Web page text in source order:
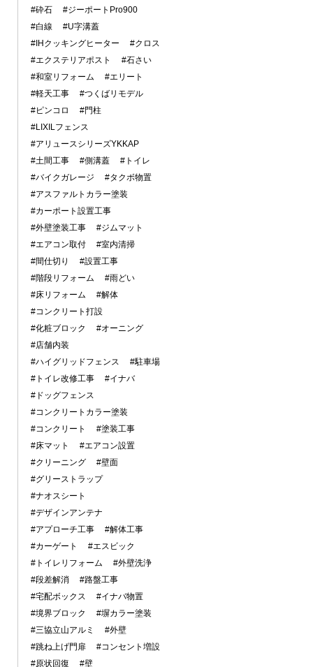
#砕石
#ジーポートPro900
#白線
#U字溝蓋
#IHクッキングヒーター
#クロス
#エクステリアポスト
#石さい
#和室リフォーム
#エリート
#軽天工事
#つくばリモデル
#ピンコロ
#門柱
#LIXILフェンス
#アリュースシリーズYKKAP
#土間工事
#側溝蓋
#トイレ
#バイクガレージ
#タクボ物置
#アスファルトカラー塗装
#カーポート設置工事
#外壁塗装工事
#ジムマット
#エアコン取付
#室内清掃
#間仕切り
#設置工事
#階段リフォーム
#雨どい
#床リフォーム
#解体
#コンクリート打設
#化粧ブロック
#オーニング
#店舗内装
#ハイグリッドフェンス
#駐車場
#トイレ改修工事
#イナバ
#ドッグフェンス
#コンクリートカラー塗装
#コンクリート
#塗装工事
#床マット
#エアコン設置
#クリーニング
#壁面
#グリーストラップ
#ナオスシート
#デザインアンテナ
#アプローチ工事
#解体工事
#カーゲート
#エスビック
#トイレリフォーム
#外壁洗浄
#段差解消
#路盤工事
#宅配ボックス
#イナバ物置
#境界ブロック
#塀カラー塗装
#三協立山アルミ
#外壁
#跳ね上げ門扉
#コンセント増設
#原状回復
#壁